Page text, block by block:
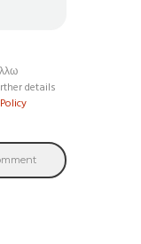
details